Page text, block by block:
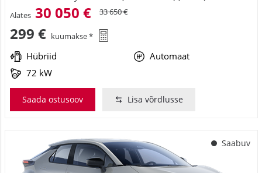
Alates 30 050 € 33 650 €
299 € kuumakse *
Hübriid
Automaat
72 kW
Saada ostusoov Lisa võrdlusse
Saabuv